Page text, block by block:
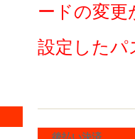
ードの変更
設定したパ